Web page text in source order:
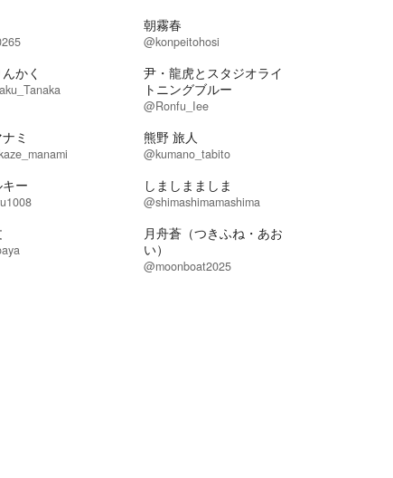
朝霧春
@konpeitohosi
かく
尹・龍虎とスタジオライ
トニングブルー
@Ronfu_Iee
ミ 熊野 旅人
@kumano_tabito
ー しましまましま
@shimashimamashima
月舟蒼（つきふね・あお
い）
@moonboat2025